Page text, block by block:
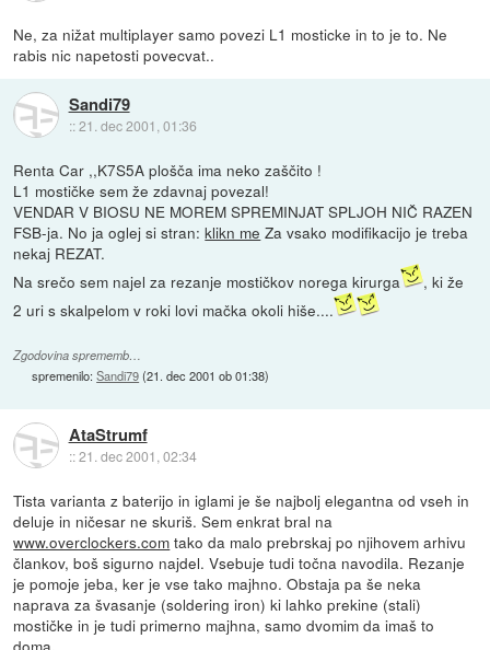
Ne, za nižat multiplayer samo povezi L1 mosticke in to je to. Ne
rabis nic napetosti povecvat..
Sandi79
::21. dec 2001, 01:36
Renta Car ,,K7S5A plošča ima neko zaščito !
L1 mostičke sem že zdavnaj povezal!
VENDAR V BIOSU NE MOREM SPREMINJAT SPLJOH NIČ RAZEN
FSB-ja. No ja oglej si stran:klikn me Za vsako modifikacijo je treba
nekaj REZAT.
Na srečo sem najel za rezanje mostičkov norega kirurga
, ki že
2 uri s skalpelom v roki lovi mačka okoli hiše....
Zgodovina sprememb…
spremenilo:Sandi79(21. dec 2001 ob 01:38)
AtaStrumf
::21. dec 2001, 02:34
Tista varianta z baterijo in iglami je še najbolj elegantna od vseh in
deluje in ničesar ne skuriš. Sem enkrat bral na
www.overclockers.com tako da malo prebrskaj po njihovem arhivu
člankov, boš sigurno najdel. Vsebuje tudi točna navodila. Rezanje
je pomoje jeba, ker je vse tako majhno. Obstaja pa še neka
naprava za švasanje (soldering iron) ki lahko prekine (stali)
mostičke in je tudi primerno majhna, samo dvomim da imaš to
doma.